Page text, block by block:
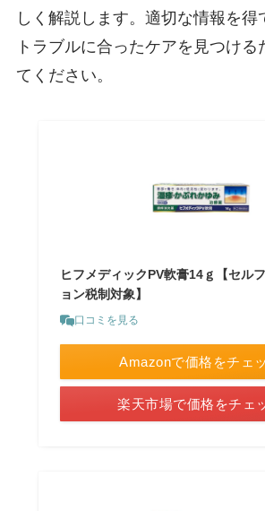
しく解説します。適切な情報を得
トラブルに合ったケアを見つける
てください。
ヒフメディックPV軟膏14ｇ【セル
ョン税制対象】
口コミを見る
Amazonで価格をチェ
楽天市場で価格をチェ